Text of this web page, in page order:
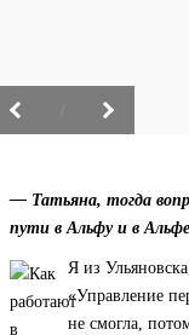
— Татьяна, тогда
пути в Альфу и в
Я из
«Управление
не смогла,